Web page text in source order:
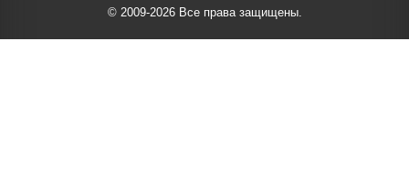
© 2009-2026 Все права защищены.